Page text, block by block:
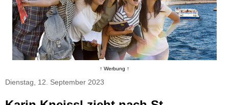
↑ Werbung ↑
Dienstag, 12. September 2023